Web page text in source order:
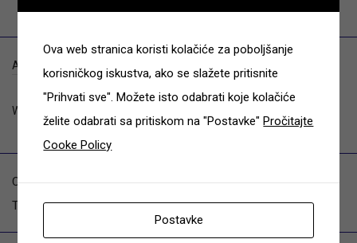
Additional information
Weight
Categories:GO-Kart na pedale,PlayBase
Tags: Berg,CLIMBING WALL,PlayBase,TRAPEZE
Ova web stranica koristi kolačiće za poboljšanje
korisničkog iskustva, ako se slažete pritisnite
"Prihvati sve". Možete isto odabrati koje kolačiće
želite odabrati sa pritiskom na "Postavke"Pročitajte
Cooke Policy
Postavke